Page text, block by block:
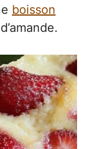
boisson